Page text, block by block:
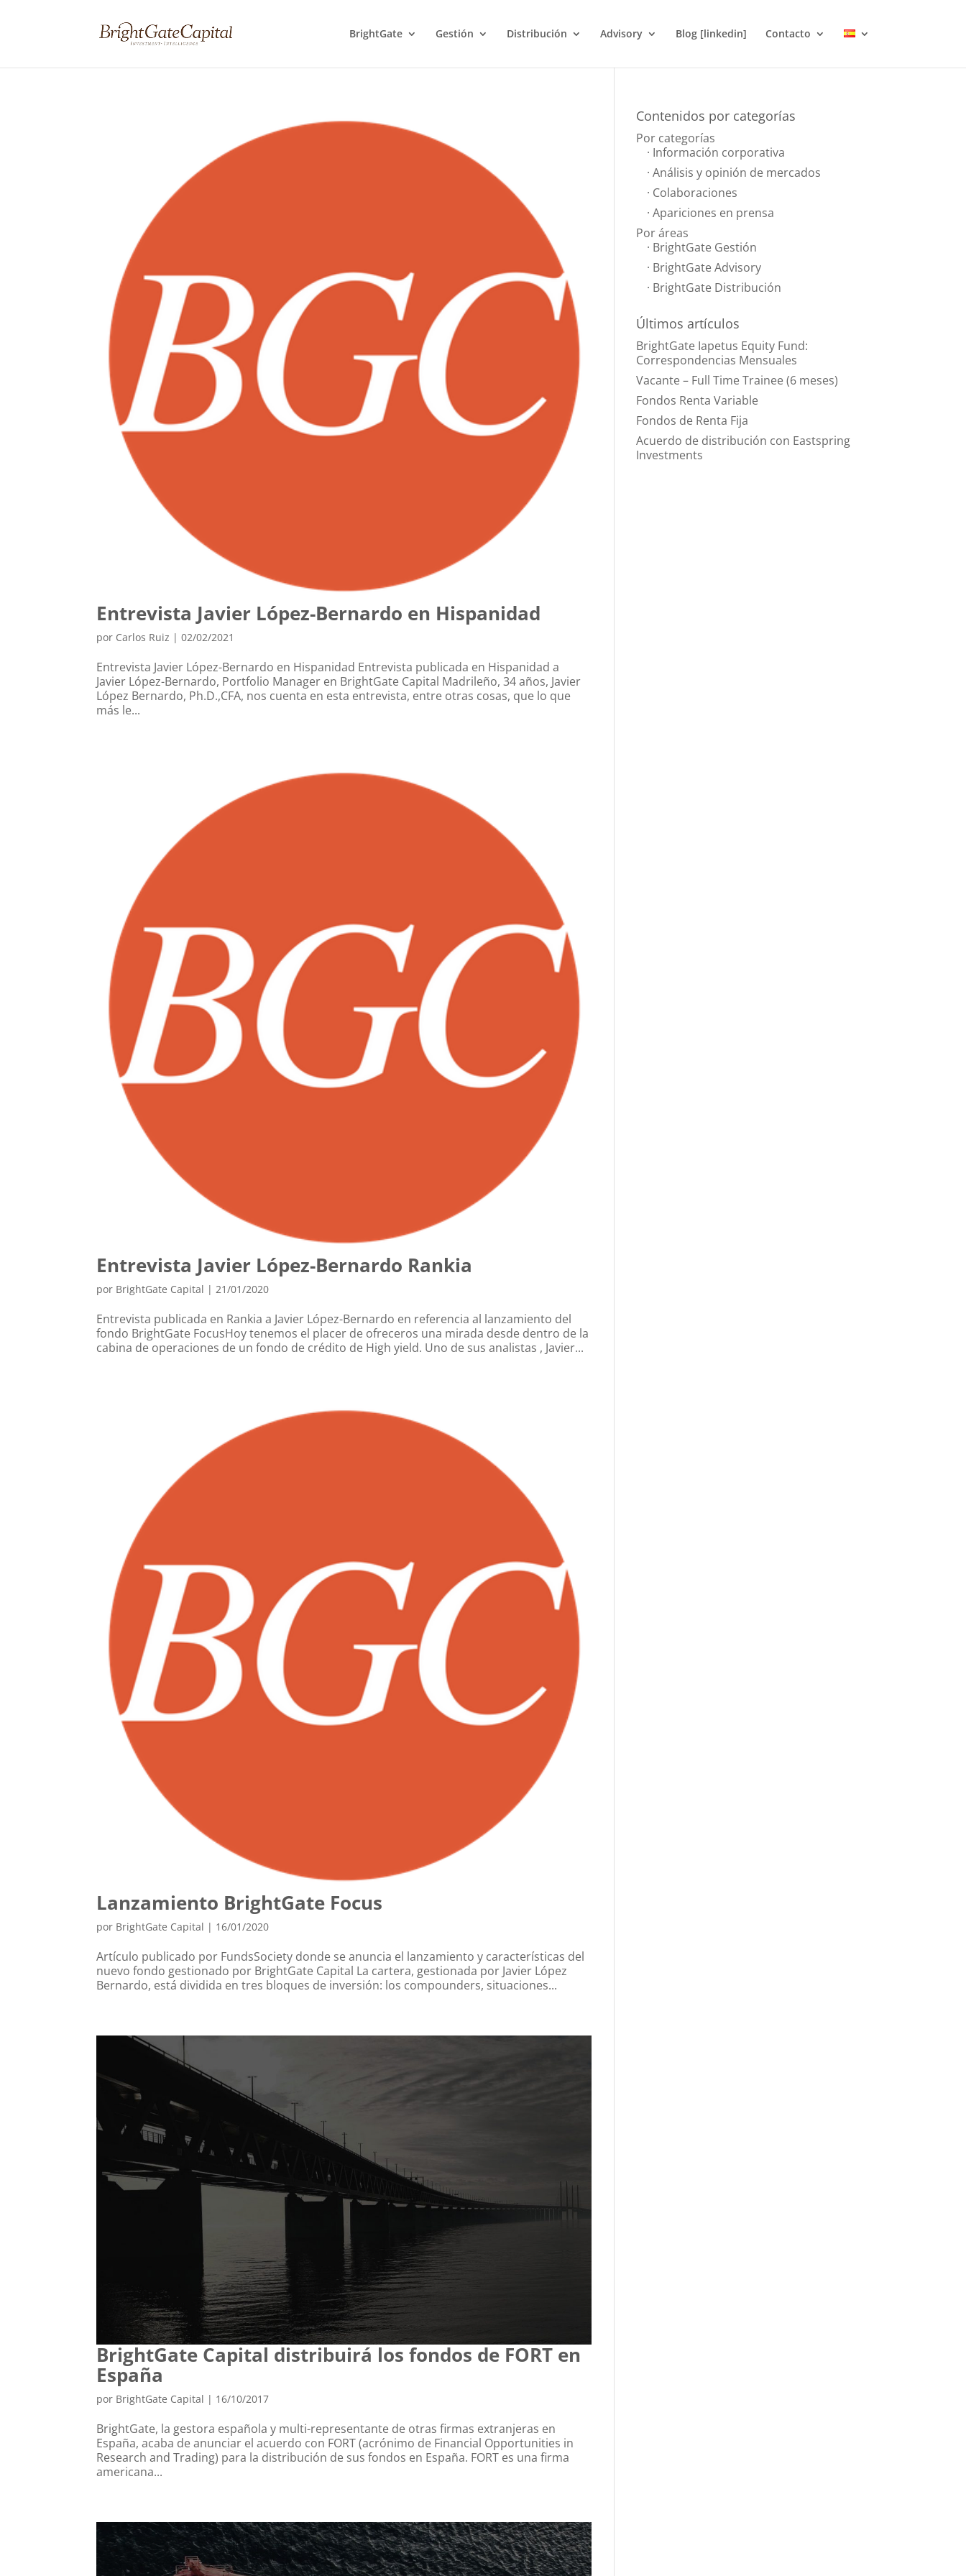
BrightGate Gestión Distribución Advisory Blog [linkedin] Contacto
Entrevista Javier López-Bernardo en Hispanidad
por Carlos Ruiz |02/02/2021
Entrevista Javier López-Bernardo en Hispanidad Entrevista publicada en Hispanidad a
Javier López-Bernardo, Portfolio Manager en BrightGate Capital Madrileño, 34 años, Javier
López Bernardo, Ph.D.,CFA, nos cuenta en esta entrevista, entre otras cosas, que lo que
más le...
Entrevista Javier López-Bernardo Rankia
por BrightGate Capital |21/01/2020
Entrevista publicada en Rankia a Javier López-Bernardo en referencia al lanzamiento del
fondo BrightGate FocusHoy tenemos el placer de ofreceros una mirada desde dentro de la
cabina de operaciones de un fondo de crédito de High yield. Uno de sus analistas , Javier...
Lanzamiento BrightGate Focus
por BrightGate Capital | 16/01/2020
Artículo publicado por FundsSociety donde se anuncia el lanzamiento y características del
nuevo fondo gestionado por BrightGate Capital La cartera, gestionada por Javier López
Bernardo, está dividida en tres bloques de inversión: los compounders, situaciones...
BrightGate Capital distribuirá los fondos de FORT en
España
por BrightGate Capital | 16/10/2017
BrightGate, la gestora española y multi-representante de otras firmas extranjeras en
España, acaba de anunciar el acuerdo con FORT (acrónimo de Financial Opportunities in
Research and Trading) para la distribución de sus fondos en España. FORT es una firma
americana...
Contenidos por categorías
Por categorías
· Información corporativa
· Análisis y opinión de mercados
· Colaboraciones
· Apariciones en prensa
Por áreas
· BrightGate Gestión
· BrightGate Advisory
· BrightGate Distribución
Últimos artículos
BrightGate Iapetus Equity Fund:
Correspondencias Mensuales
Vacante – Full Time Trainee (6 meses)
Fondos Renta Variable
Fondos de Renta Fija
Acuerdo de distribución con Eastspring
Investments